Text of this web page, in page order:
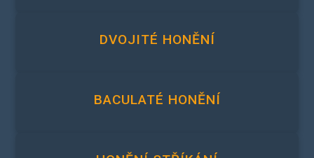
DVOJITÉ HONĚNÍ
BACULATÉ HONĚNÍ